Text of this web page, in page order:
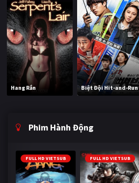
Hang Rắn Biệt Đội Hit-and-Run
Phim Hành Động
FULL HD VIETSUB FULL HD VIETSUB